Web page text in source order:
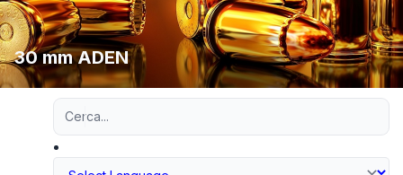
30 mm ADEN